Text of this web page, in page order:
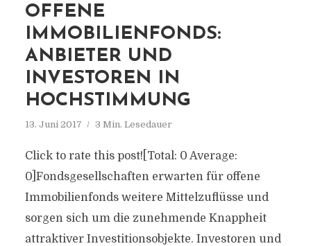
OFFENE
IMMOBILIENFONDS:
ANBIETER UND
INVESTOREN IN
HOCHSTIMMUNG
13. Juni 2017 3 Min. Lesedauer
Click to rate this post![Total: 0 Average:
0]Fondsgesellschaften erwarten für offene
Immobilienfonds weitere Mittelzuflüsse und
sorgen sich um die zunehmende Knappheit
attraktiver Investitionsobjekte. Investoren und